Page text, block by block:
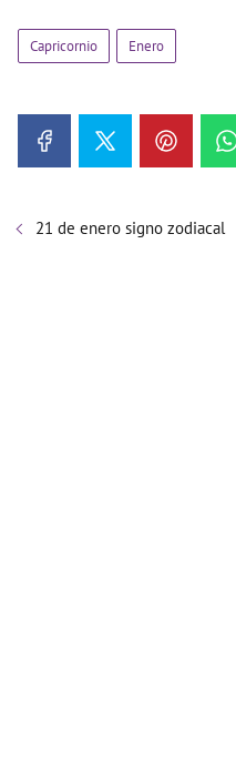
Capricornio Enero
21 de enero signo zodiacal